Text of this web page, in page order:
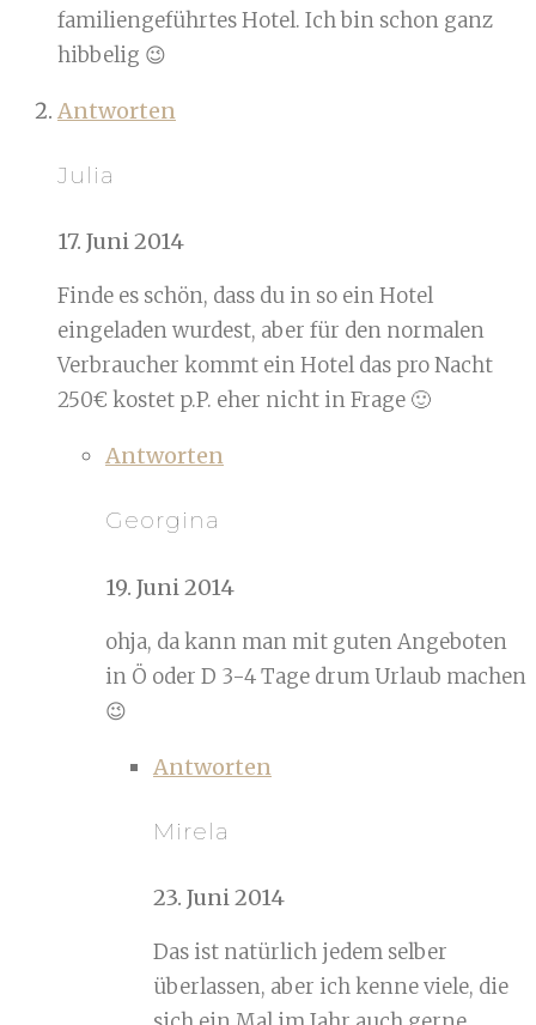
familiengeführtes Hotel. Ich bin schon ganz
hibbelig 😉
Antworten
Julia
17. Juni 2014
Finde es schön, dass du in so ein Hotel
eingeladen wurdest, aber für den normalen
Verbraucher kommt ein Hotel das pro Nacht
250€ kostet p.P. eher nicht in Frage 🙂
Antworten
Georgina
19. Juni 2014
ohja, da kann man mit guten Angeboten
in Ö oder D 3-4 Tage drum Urlaub machen
😉
Antworten
Mirela
23. Juni 2014
Das ist natürlich jedem selber
überlassen, aber ich kenne viele, die